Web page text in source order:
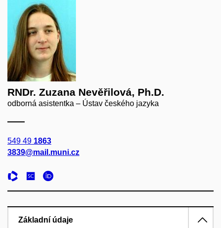
RNDr. Zuzana Nevěřilová, Ph.D.
odborná asistentka – Ústav českého jazyka
549 49 1863
3839@mail.muni.cz
Základní údaje